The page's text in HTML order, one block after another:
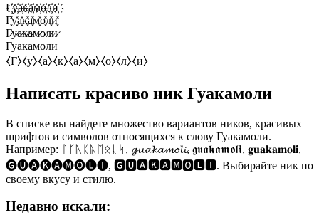
Г҉у҉а҉к҉а҉м҉о҉л҉и҉
Г͓̽у͓̽а͓̽к͓̽а͓̽м͓̽о͓̽л͓̽и͓̽
Г̷у̷а̷к̷а̷м̷о̷л̷и̷
Г̶у̶а̶к̶а̶м̶о̶л̶и̶
⧼Г⧽⧼у⧽⧼а⧽⧼к⧽⧼а⧽⧼м⧽⧼о⧽⧼л⧽⧼и⧽
Написать красиво ник Гуакамоли
В списке вы найдете множество вариантов ников, красивых
шрифтов и символов относящихся к слову Гуакамоли.
Например: ᛚᚴᚣᛕᚣᛖᛟᚳᛋ, 𝓰𝓾𝓪𝓴𝓪𝓶𝓸𝓵𝓲, 𝖌𝖚𝖆𝖐𝖆𝖒𝖔𝖑𝖎, 𝐠𝐮𝐚𝐤𝐚𝐦𝐨𝐥𝐢,
🅖🅤🅐🅚🅐🅜🅞🅛🅘, 🅶🆄🅰🅺🅰🅼🅾🅻🅸. Выбирайте ник по
своему вкусу и стилю.
Недавно искали: